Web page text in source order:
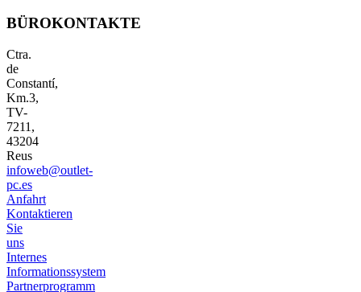
BÜROKONTAKTE
Ctra.
de
Constantí,
Km.3,
TV-
7211,
43204
Reus
infoweb@outlet-
pc.es
Anfahrt
Kontaktieren
Sie
uns
Internes
Informationssystem
Partnerprogramm